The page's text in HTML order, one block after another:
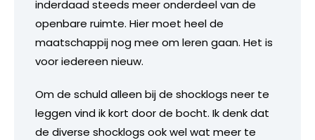
inderdaad steeds meer onderdeel van de
openbare ruimte. Hier moet heel de
maatschappij nog mee om leren gaan. Het is
voor iedereen nieuw.
Om de schuld alleen bij de shocklogs neer te
leggen vind ik kort door de bocht. Ik denk dat
de diverse shocklogs ook wel wat meer te